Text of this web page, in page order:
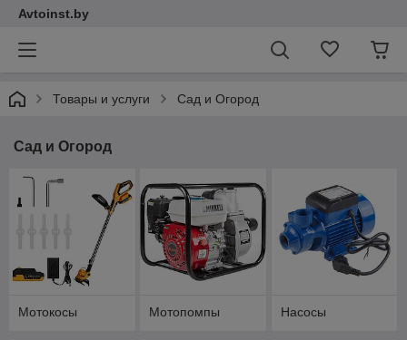
Avtoinst.by
Товары и услуги Сад и Огород
Сад и Огород
Мотокосы Мотопомпы Насосы